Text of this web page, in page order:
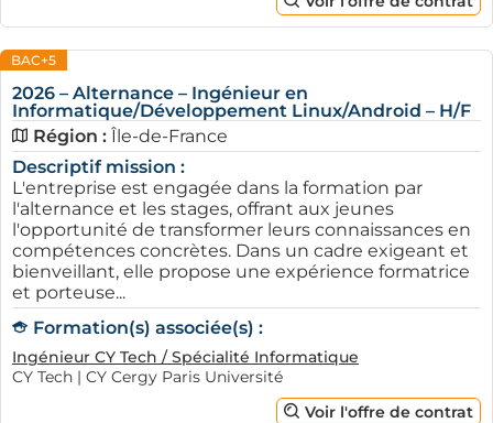
BAC+5
2026 – Alternance – Ingénieur en
Informatique/Développement Linux/Android – H/F
Région : Île-de-France
Descriptif mission :
L'entreprise est engagée dans la formation par
l'alternance et les stages, offrant aux jeunes
l'opportunité de transformer leurs connaissances en
compétences concrètes. Dans un cadre exigeant et
bienveillant, elle propose une expérience formatrice
et porteuse...
Formation(s) associée(s) :
Ingénieur CY Tech / Spécialité Informatique
CY Tech | CY Cergy Paris Université
Voir l'offre de contrat